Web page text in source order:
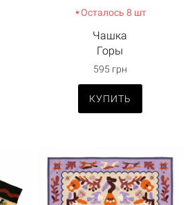
Осталось 8 шт
Чашка
Горы
595 грн
КУПИТЬ